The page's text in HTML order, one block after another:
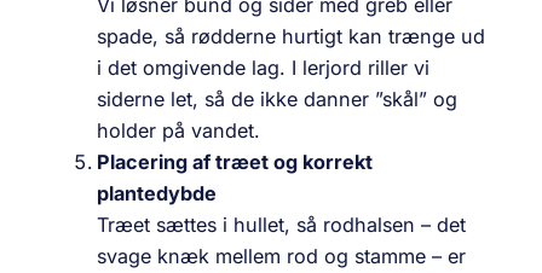
spade, så rødderne hurtigt kan trænge ud
i det omgivende lag. I lerjord riller vi
siderne let, så de ikke danner ”skål” og
holder på vandet.
Placering af træet og korrekt
plantedybde
Træet sættes i hullet, så rodhalsen – det
svage knæk mellem rod og stamme – er